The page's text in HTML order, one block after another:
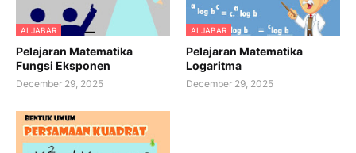
ALJABAR
Pelajaran Matematika
Fungsi Eksponen
December 29, 2025
ALJABAR
Pelajaran Matematika
Logaritma
December 29, 2025